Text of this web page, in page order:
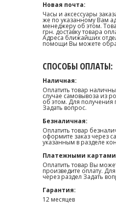
Новая почта:
Часы и аксессуары
же по указанному Вам
менеджеру об этом.
грн. доставку товара
Адреса ближайших
помощи Вы можете
СПОСОБЫ ОПЛАТЫ:
Наличная:
Оплатить товар
случае самовывоза из
об этом. Для
Задать вопрос.
Безналичная:
Оплатить товар
оформите заказ через
указанным в разделе
Платежными
Оплатить товар Вы
произведите оплату.
через раздел Задать
Гарантия:
12 месяцев